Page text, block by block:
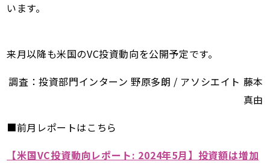
います。
来月以降も米国のVC投資動向を公開予定です。
調査：投資部門インターン 野原多朗 / アソシエイト 藤本
真由
■前月レポートはこちら
【米国VC投資動向レポート: 2024年5月】投資額は増加